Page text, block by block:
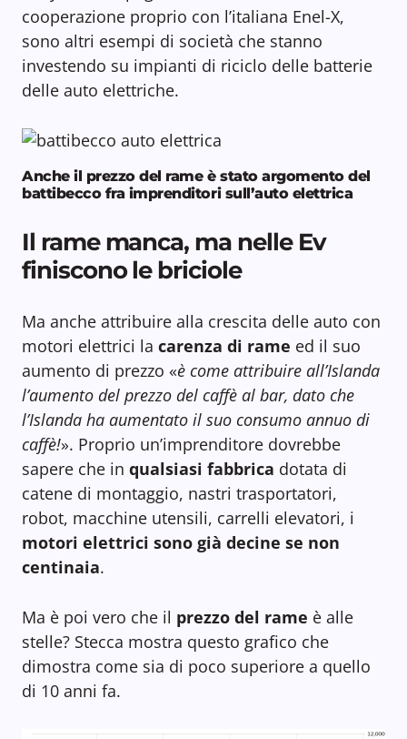
cooperazione proprio con l’italiana Enel-X,
sono altri esempi di società che stanno
investendo su impianti di riciclo delle batterie
delle auto elettriche.
Anche il prezzo del rame è stato argomento del
battibecco fra imprenditori sull’auto elettrica
Il rame manca, ma nelle Ev
finiscono le briciole
Ma anche attribuire alla crescita delle auto con
motori elettrici la carenza di rame ed il suo
aumento di prezzo «è come attribuire all’Islanda
l’aumento del prezzo del caffè al bar, dato che
l’Islanda ha aumentato il suo consumo annuo di
caffè!». Proprio un’imprenditore dovrebbe
sapere che in qualsiasi fabbrica dotata di
catene di montaggio, nastri trasportatori,
robot, macchine utensili, carrelli elevatori, i
motori elettrici sono già decine se non
centinaia.
Ma è poi vero che il prezzo del rame è alle
stelle? Stecca mostra questo grafico che
dimostra come sia di poco superiore a quello
di 10 anni fa.